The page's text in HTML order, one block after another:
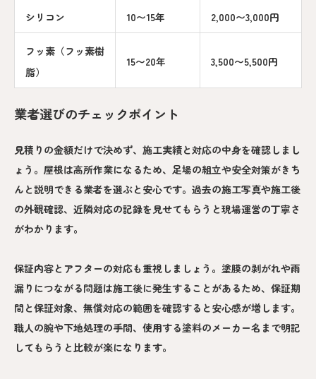
シリコン 10〜15年 2,000〜3,000円
フッ素（フッ素樹
脂）
15〜20年 3,500〜5,500円
業者選びのチェックポイント
見積りの金額だけで決めず、施工実績と対応の中身を確認しまし
ょう。屋根は高所作業になるため、足場の組立や安全対策がきち
んと説明できる業者を選ぶと安心です。過去の施工写真や施工後
の外観確認、近隣対応の記録を見せてもらうと現場運営の丁寧さ
がわかります。
保証内容とアフターの対応も重視しましょう。塗膜の剥がれや雨
漏りにつながる問題は施工後に発生することがあるため、保証期
間と保証対象、無償対応の範囲を確認すると安心感が増します。
職人の腕や下地処理の手間、使用する塗料のメーカー名まで明記
してもらうと比較が楽になります。